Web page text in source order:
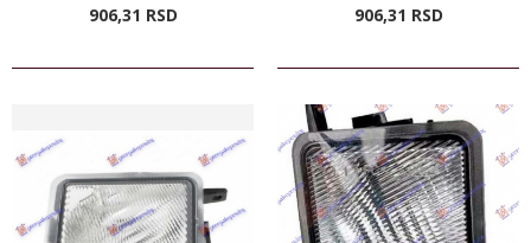
906,31 RSD 906,31 RSD